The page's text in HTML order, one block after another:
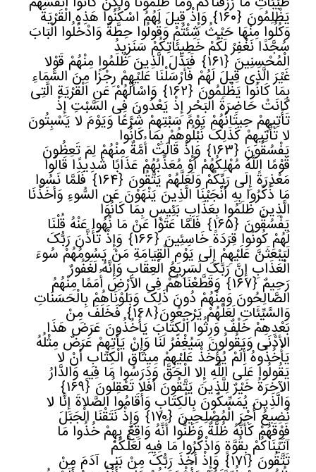
یَظْلِمُونَ ﴿١٦٠﴾ وَإِذْ قِیلَ لَهُمُ اسْکُنُوا هَذِهِ الْقَرْیَةَ
وَکُلُوا مِنْهَا حَیْثُ شِئْتُمْ وَقُولُوا حِطَّةٌ وَادْخُلُوا الْبَابَ
سُجَّدًا نَغْفِرْ لَکُمْ خَطِیئَاتِکُمْ سَنَزِیدُ
الْمُحْسِنِینَ﴿١٦١﴾ فَبَدَّلَ الَّذِینَ ظَلَمُوا مِنْهُمْ قَوْلا
غَیْرَ الَّذِی قِیلَ لَهُمْ فَأَرْسَلْنَا عَلَیْهِمْ رِجْزًا مِنَ السَّمَاءِ
بِمَا کَانُوا یَظْلِمُونَ ﴿١٦٢﴾ وَاسْأَلْهُمْ عَنِ الْقَرْیَةِ الَّتِی
کَانَتْ حَاضِرَةَ الْبَحْرِ إِذْ یَعْدُونَ فِی السَّبْتِ إِذْ
تَأْتِیهِمْ حِیتَانُهُمْ یَوْمَ سَبْتِهِمْ شُرَّعًا وَیَوْمَ لا یَسْبِتُونَ
لا تَأْتِیهِمْ کَذَلِکَ نَبْلُوهُمْ بِمَا کَانُوا
یَفْسُقُونَ ﴿١٦٣﴾ وَإِذْ قَالَتْ أُمَّةٌ مِنْهُمْ لِمَ تَعِظُونَ
قَوْمًا اللَّهُ مُهْلِکُهُمْ أَوْ مُعَذِّبُهُمْ عَذَابًا شَدِیدًا قَالُوا
مَعْذِرَةً إِلَى رَبِّکُمْ وَلَعَلَّهُمْ یَتَّقُونَ ﴿١٦٤﴾ فَلَمَّا نَسُوا
مَا ذُکِّرُوا بِهِ أَنْجَیْنَا الَّذِینَ یَنْهَوْنَ عَنِ السُّوءِ وَأَخَذْنَا
الَّذِینَ ظَلَمُوا بِعَذَابٍ بَئِیسٍ بِمَا کَانُوا
یَفْسُقُونَ ﴿١٦٥﴾ فَلَمَّا عَتَوْا عَنْ مَا نُهُوا عَنْهُ قُلْنَا
لَهُمْ کُونُوا قِرَدَةً خَاسِئِینَ﴿١٦٦﴾ وَإِذْ تَأَذَّنَ رَبُّکَ
لَیَبْعَثَنَّ عَلَیْهِمْ إِلَى یَوْمِ الْقِیَامَةِ مَنْ یَسُومُهُمْ سُوءَ
الْعَذَابِ إِنَّ رَبَّکَ لَسَرِیعُ الْعِقَابِ وَإِنَّهُ لَغَفُورٌ
رَحِیمٌ﴿١٦٧﴾ وَقَطَّعْنَاهُمْ فِی الأرْضِ أُمَمًا مِنْهُمُ
الصَّالِحُونَ وَمِنْهُمْ دُونَ ذَلِکَ وَبَلَوْنَاهُمْ بِالْحَسَنَاتِ
وَالسَّیِّئَاتِ لَعَلَّهُمْ یَرْجِعُونَ﴿١٦٨﴾ فَخَلَفَ مِنْ
بَعْدِهِمْ خَلْفٌ وَرِثُوا الْکِتَابَ یَأْخُذُونَ عَرَضَ هَذَا
الأدْنَى وَیَقُولُونَ سَیُغْفَرُ لَنَا وَإِنْ یَأْتِهِمْ عَرَضٌ مِثْلُهُ
یَأْخُذُوهُ أَلَمْ یُؤْخَذْ عَلَیْهِمْ مِیثَاقُ الْکِتَابِ أَنْ لا
یَقُولُوا عَلَى اللَّهِ إِلا الْحَقَّ وَدَرَسُوا مَا فِیهِ وَالدَّارُ
الآخِرَةُ خَیْرٌ لِلَّذِینَ یَتَّقُونَ أَفَلا تَعْقِلُونَ﴿١٦٩﴾
وَالَّذِینَ یُمَسِّکُونَ بِالْکِتَابِ وَأَقَامُوا الصَّلاةَ إِنَّا لا
نُضِیعُ أَجْرَ الْمُصْلِحِینَ ﴿١٧٠﴾ وَإِذْ نَتَقْنَا الْجَبَلَ
فَوْقَهُمْ کَأَنَّهُ ظُلَّةٌ وَظَنُّوا أَنَّهُ وَاقِعٌ بِهِمْ خُذُوا مَا
آتَیْنَاکُمْ بِقُوَّةٍ وَاذْکُرُوا مَا فِیهِ لَعَلَّکُمْ
تَتَّقُونَ﴿١٧١﴾ وَإِذْ أَخَذَ رَبُّکَ مِنْ بَنِی آدَمَ مِنْ